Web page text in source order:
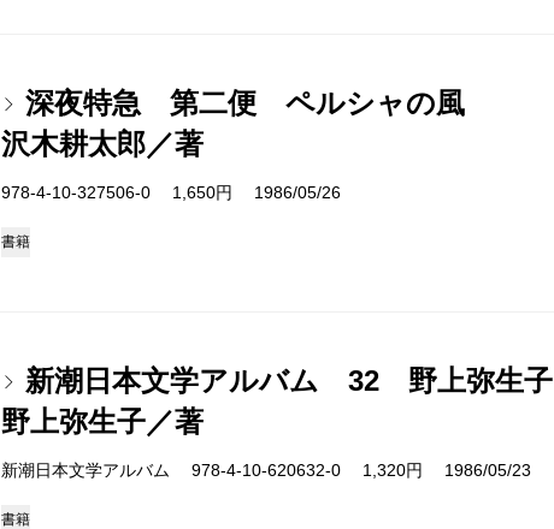
深夜特急 第二便 ペルシャの風
沢木耕太郎／著
978-4-10-327506-0 1,650円 1986/05/26
書籍
新潮日本文学アルバム 32 野上弥生子
野上弥生子／著
新潮日本文学アルバム 978-4-10-620632-0 1,320円 1986/05/23
書籍